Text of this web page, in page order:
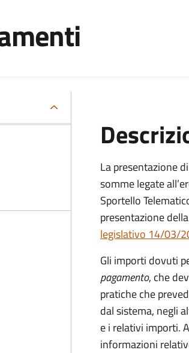
La presentazione
somme legate
Sportello
presentazione
legislativo 14/03/
Gli importi dovuti
pagamento, che
pratiche che
dal sistema, negli
e i relativi importi.
informazioni